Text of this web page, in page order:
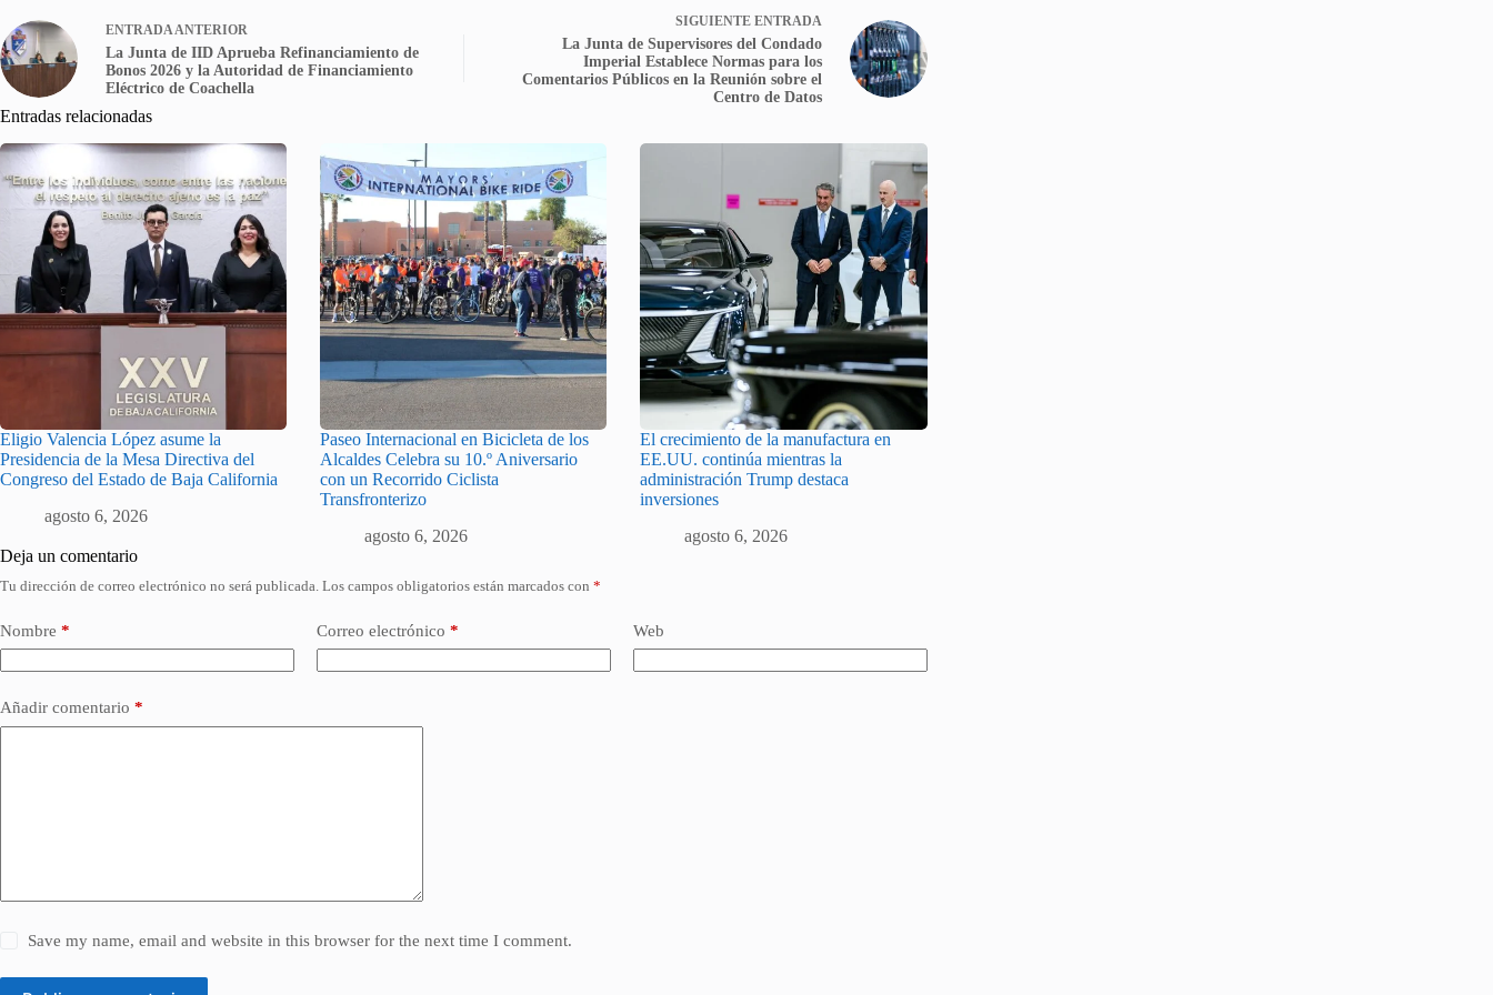
ENTRADAANTERIOR
La Junta de IID Aprueba Refinanciamiento de
Bonos 2026 y la Autoridad de Financiamiento
Eléctrico de Coachella
SIGUIENTE ENTRADA
La Junta de Supervisores del Condado
Imperial Establece Normas para los
Comentarios Públicos en la Reunión sobre el
Centro de Datos
Entradas relacionadas
Eligio Valencia López asume la
Presidencia de la Mesa Directiva del
Congreso del Estado de Baja California
agosto 6, 2026
Paseo Internacional en Bicicleta de los
Alcaldes Celebra su 10.º Aniversario
con un Recorrido Ciclista
Transfronterizo
agosto 6, 2026
El crecimiento de la manufactura en
EE.UU. continúa mientras la
administración Trump destaca
inversiones
agosto 6, 2026
Deja un comentario
Tu dirección de correo electrónico no será publicada. Los campos obligatorios están marcados con *
Nombre * Correo electrónico * Web
Añadir comentario *
Save my name, email and website in this browser for the next time I comment.